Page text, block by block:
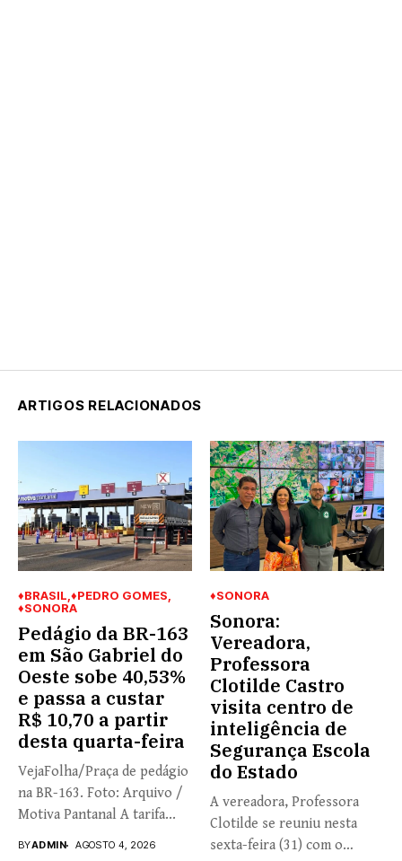
ARTIGOS RELACIONADOS
♦BRASIL ♦PEDRO GOMES
♦SONORA
Pedágio da BR-163
em São Gabriel do
Oeste sobe 40,53%
e passa a custar
R$ 10,70 a partir
desta quarta-feira
VejaFolha/Praça de pedágio
na BR-163. Foto: Arquivo /
Motiva Pantanal A tarifa...
BYADMIN AGOSTO 4, 2026
♦SONORA
Sonora:
Vereadora,
Professora
Clotilde Castro
visita centro de
inteligência de
Segurança Escola
do Estado
A vereadora, Professora
Clotilde se reuniu nesta
sexta-feira (31) com o